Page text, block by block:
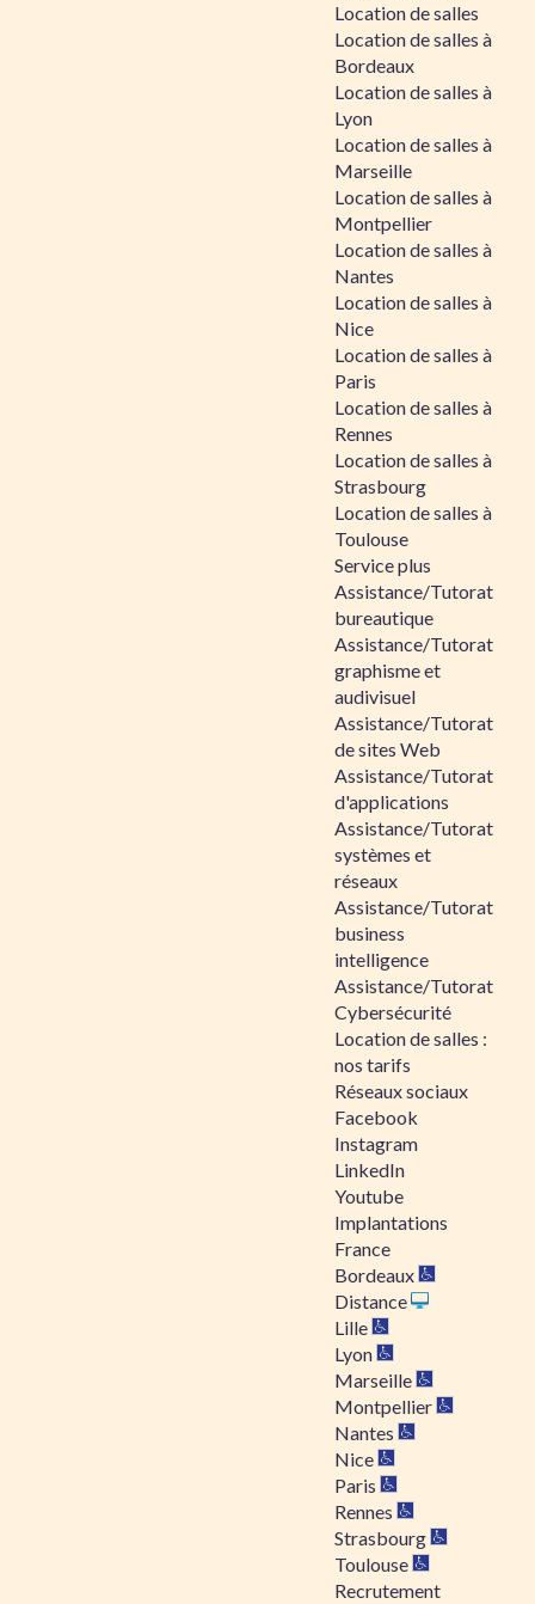
Location de salles
Location de salles à
Bordeaux
Location de salles à
Lyon
Location de salles à
Marseille
Location de salles à
Montpellier
Location de salles à
Nantes
Location de salles à
Nice
Location de salles à
Paris
Location de salles à
Rennes
Location de salles à
Strasbourg
Location de salles à
Toulouse
Service plus
Assistance/Tutorat
bureautique
Assistance/Tutorat
graphisme et
audivisuel
Assistance/Tutorat
de sites Web
Assistance/Tutorat
d'applications
Assistance/Tutorat
systèmes et
réseaux
Assistance/Tutorat
business
intelligence
Assistance/Tutorat
Cybersécurité
Location de salles :
nos tarifs
Réseaux sociaux
Facebook
Instagram
LinkedIn
Youtube
Implantations
France
Bordeaux
Distance
Lille
Lyon
Marseille
Montpellier
Nantes
Nice
Paris
Rennes
Strasbourg
Toulouse
Recrutement